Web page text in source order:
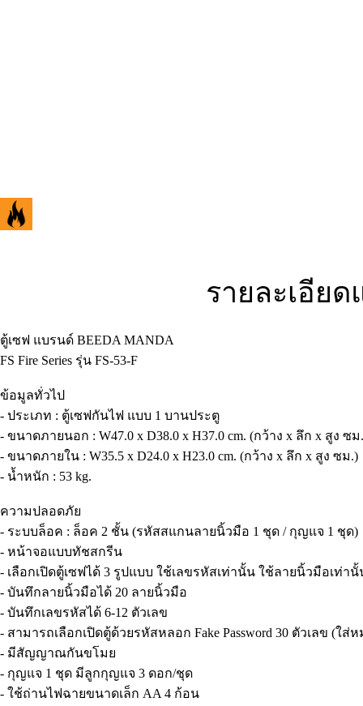
รายละเอีย
ตู้เซฟ แบรนด์ BEEDA MANDA
FS Fire Series รุ่น FS-53-F
ข้อมูลทั่วไป
- ประเภท : ตู้เซฟกันไฟ แบบ 1 บานประตู
- ขนาดภายนอก : W47.0 x D38.0 x H37.0 cm. (กว้าง x ลึก x สูง ซม
- ขนาดภายใน : W35.5 x D24.0 x H23.0 cm. (กว้าง x ลึก x สูง ซม.)
- น้ำหนัก : 53 kg.
ความปลอดภัย
- ระบบล็อค : ล็อค 2 ชั้น (รหัสสแกนลายนิ้วมือ 1 ชุด / กุญแจ 1 ชุด)
- หน้าจอแบบทัชสกรีน
- เลือกเปิดตู้เซฟได้ 3 รูปแบบ ใช้เลขรหัสเท่านั้น ใช้ลายนิ้วมือเท่า
- บันทึกลายนิ้วมือได้ 20 ลายนิ้วมือ
- บันทึกเลขรหัสได้ 6-12 ตัวเลข
- สามารถเลือกเปิดตู้ด้วยรหัสหลอก Fake Password 30 ตัวเลข (
- มีสัญญาณกันขโมย
- กุญแจ 1 ชุด มีลูกกุญแจ 3 ดอก/ชุด
- ใช้ถ่านไฟฉายขนาดเล็ก AA 4 ก้อน